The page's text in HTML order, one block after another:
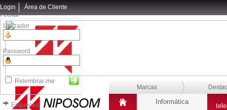
Login
Fechar
Utilizador
Password
Relembrar-me
Esqueceu
Área de Cliente
Marcas
Informática